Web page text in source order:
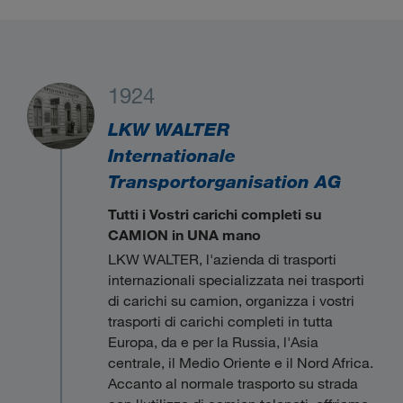
1924
LKW WALTER
Internationale
Transportorganisation AG
Tutti i Vostri carichi completi su
CAMION in UNA mano
LKW WALTER, l'azienda di trasporti
internazionali specializzata nei trasporti
di carichi su camion, organizza i vostri
trasporti di carichi completi in tutta
Europa, da e per la Russia, l'Asia
centrale, il Medio Oriente e il Nord Africa.
Accanto al normale trasporto su strada